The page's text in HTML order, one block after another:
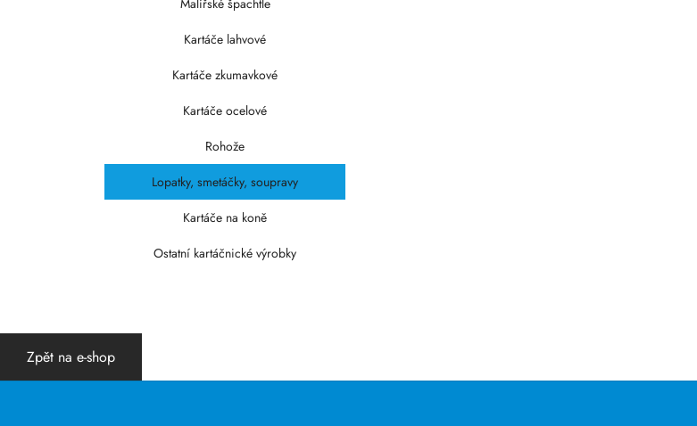
Malířské špachtle
Kartáče lahvové
Kartáče zkumavkové
Kartáče ocelové
Rohože
Lopatky, smetáčky, soupravy
Kartáče na koně
Ostatní kartáčnické výrobky
Zpět na e-shop